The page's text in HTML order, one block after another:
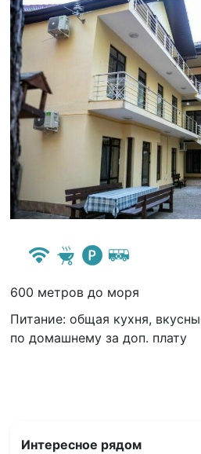
600 метров до мoря
Питание: общая кухня,
по домашнему за доп. плату
Интересное рядом